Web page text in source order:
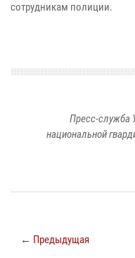
сотрудникам полиции.
Пресс-служба
национальной
← Предыдущая